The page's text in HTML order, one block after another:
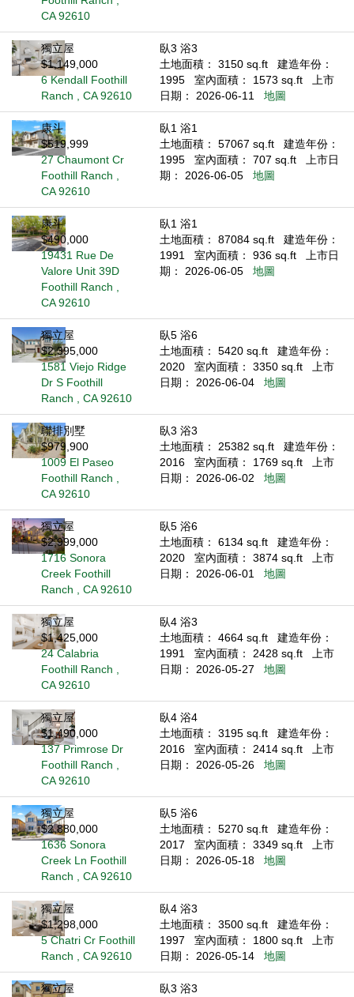
CA 92610
獨立屋
$1,149,000
6 Kendall Foothill
Ranch , CA 92610
臥3 浴3
土地面積： 3150 sq.ft
建造年份：
1995
室內面積： 1573 sq.ft
上市
日期： 2026-06-11
地圖
康斗
$519,999
27 Chaumont Cr
Foothill Ranch ,
CA 92610
臥1 浴1
土地面積： 57067 sq.ft
建造年份：
1995
室內面積： 707 sq.ft
上市日
期： 2026-06-05
地圖
康斗
$490,000
19431 Rue De
Valore Unit 39D
Foothill Ranch ,
CA 92610
臥1 浴1
土地面積： 87084 sq.ft
建造年份：
1991
室內面積： 936 sq.ft
上市日
期： 2026-06-05
地圖
獨立屋
$2,395,000
1581 Viejo Ridge
Dr S Foothill
Ranch , CA 92610
臥5 浴6
土地面積： 5420 sq.ft
建造年份：
2020
室內面積： 3350 sq.ft
上市
日期： 2026-06-04
地圖
聯排別墅
$979,900
1009 El Paseo
Foothill Ranch ,
CA 92610
臥3 浴3
土地面積： 25382 sq.ft
建造年份：
2016
室內面積： 1769 sq.ft
上市
日期： 2026-06-02
地圖
獨立屋
$2,999,000
1716 Sonora
Creek Foothill
Ranch , CA 92610
臥5 浴6
土地面積： 6134 sq.ft
建造年份：
2020
室內面積： 3874 sq.ft
上市
日期： 2026-06-01
地圖
獨立屋
$1,425,000
24 Calabria
Foothill Ranch ,
CA 92610
臥4 浴3
土地面積： 4664 sq.ft
建造年份：
1991
室內面積： 2428 sq.ft
上市
日期： 2026-05-27
地圖
獨立屋
$1,490,000
137 Primrose Dr
Foothill Ranch ,
CA 92610
臥4 浴4
土地面積： 3195 sq.ft
建造年份：
2016
室內面積： 2414 sq.ft
上市
日期： 2026-05-26
地圖
獨立屋
$2,880,000
1636 Sonora
Creek Ln Foothill
Ranch , CA 92610
臥5 浴6
土地面積： 5270 sq.ft
建造年份：
2017
室內面積： 3349 sq.ft
上市
日期： 2026-05-18
地圖
獨立屋
$1,298,000
5 Chatri Cr Foothill
Ranch , CA 92610
臥4 浴3
土地面積： 3500 sq.ft
建造年份：
1997
室內面積： 1800 sq.ft
上市
日期： 2026-05-14
地圖
獨立屋
臥3 浴3